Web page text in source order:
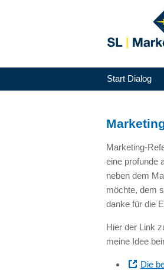
Start Dialog
Marketing-
eine profunde
neben dem
möchte, dem
danke für die
Hier der Link
meine Idee
Die